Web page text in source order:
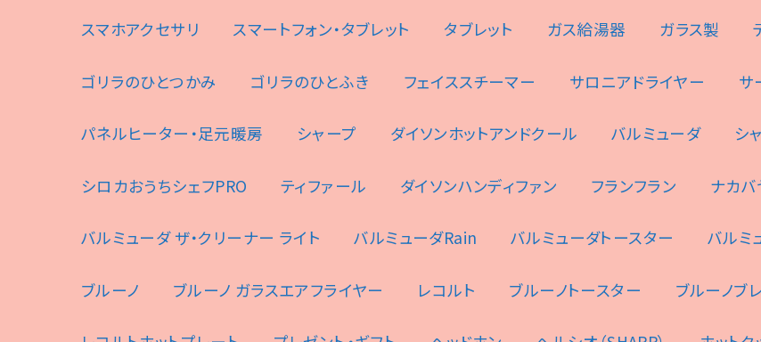
スマホアクセサリ スマートフォン・タブレット タブレット ガス給湯器 ガラス製
ゴリラのひとつかみ ゴリラのひとふき フェイススチーマー サロニアドライヤー サ
パネルヒーター・足元暖房 シャープ ダイソンホットアンドクール バルミューダ シ
シロカおうちシェフPRO ティファール ダイソンハンディファン フランフラン ナカ
バルミューダ ザ・クリーナー ライト バルミューダRain バルミューダトースター バルミ
ブルーノ ブルーノ ガラスエアフライヤー レコルト ブルーノトースター ブルーノブ